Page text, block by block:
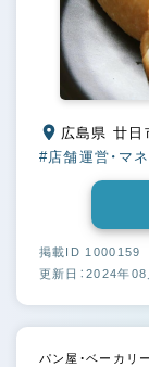
#店舗運営・マ
掲載ID 1000159
更新日：2024年
パン屋・ベーカリー